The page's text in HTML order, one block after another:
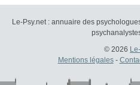
Le-Psy.net : annuaire des
© 2026
Mentions légales-